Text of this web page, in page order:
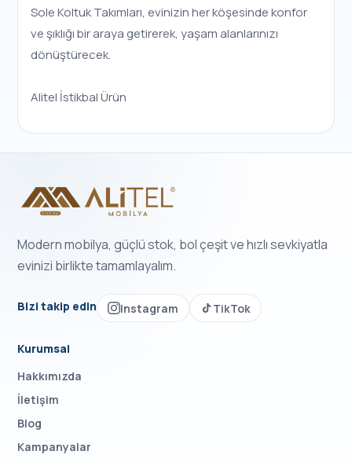
Sole Koltuk Takımları, evinizin her köşesinde konfor
ve şıklığı bir araya getirerek, yaşam alanlarınızı
dönüştürecek.
Alitel İstikbal Ürün
Modern mobilya, güçlü stok, bol çeşit ve hızlı sevkiyatla
evinizi birlikte tamamlayalım.
Bizi takip edin Instagram TikTok
Kurumsal
Hakkımızda
İletişim
Blog
Kampanyalar